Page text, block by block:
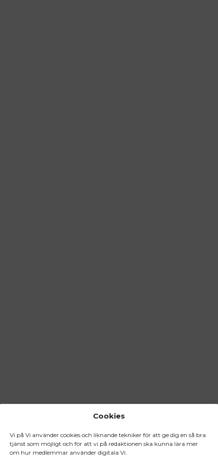
Cookies
Vi på Vi använder cookies och liknande tekniker för att ge dig en så bra
tjänst som möjligt och för att vi på redaktionen ska kunna lära mer
om hur medlemmar använder digitala Vi.